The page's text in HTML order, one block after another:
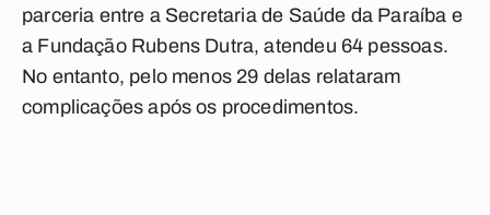
parceria entre a Secretaria de Saúde da Paraíba e
a Fundação Rubens Dutra, atendeu 64 pessoas.
No entanto, pelo menos 29 delas relataram
complicações após os procedimentos.